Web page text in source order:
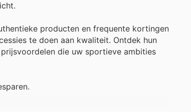
producten en frequente kortingen
te doen aan kwaliteit. Ontdek hun
die uw sportieve ambities